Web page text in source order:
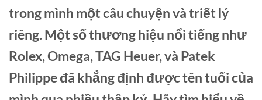
trong mình một câu chuyện và triết lý
riêng. Một số thương hiệu nổi tiếng như
Rolex, Omega, TAG Heuer, và Patek
Philippe đã khẳng định được tên tuổi của